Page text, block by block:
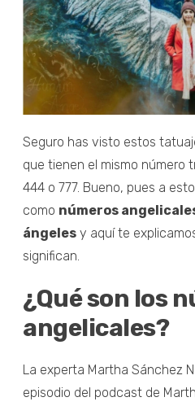
Seguro has visto estos
que tienen el mismo número
444 o 777. Bueno, pues a
como números
ángeles y aquí te
significan.
¿Qué son los
angelicales?
La experta Martha Sánchez
episodio del podcast de